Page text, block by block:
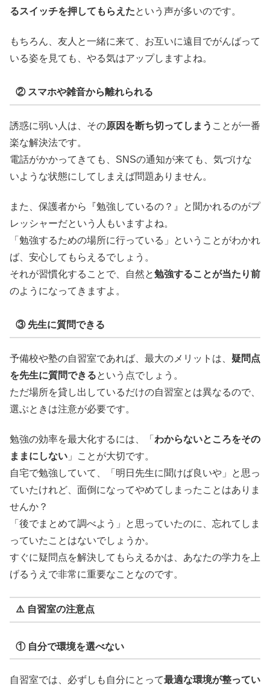
るスイッチを押してもらえたという声が多いのです。
もちろん、友人と一緒に来て、お互いに遠目でがんばって
いる姿を見ても、やる気はアップしますよね。
② スマホや雑音から離れられる
誘惑に弱い人は、その原因を断ち切ってしまう ことが一番
楽な解決法です。
電話がかかってきても、SNSの通知が来ても、気づけな
いような状態にしてしまえば問題ありません。
また、保護者から『勉強しているの？』と聞かれるのがプ
レッシャーだという人もいますよね。
「勉強するための場所に行っている」ということがわかれ
ば、安心してもらえるでしょう。
それが習慣化することで、自然と勉強することが当たり前
のようになってきますよ。
③ 先生に質問できる
予備校や塾の自習室であれば、最大のメリットは、 疑問点
を先生に質問できるという点でしょう。
ただ場所を貸し出しているだけの自習室とは異なるので、
選ぶときは注意が必要です。
勉強の効率を最大化するには、「 わからないところをその
ままにしない 」ことが大切です。
自宅で勉強していて、「明日先生に聞けば良いや」と思っ
ていたけれど、面倒になってやめてしまったことはありま
せんか？
「後でまとめて調べよう」と思っていたのに、忘れてしま
っていたことはないでしょうか。
すぐに疑問点を解決してもらえるかは、あなたの学力を上
げるうえで非常に重要なことなのです。
⚠️ 自習室の注意点
① 自分で環境を選べない
自習室では、必ずしも自分にとって最適な環境が整ってい